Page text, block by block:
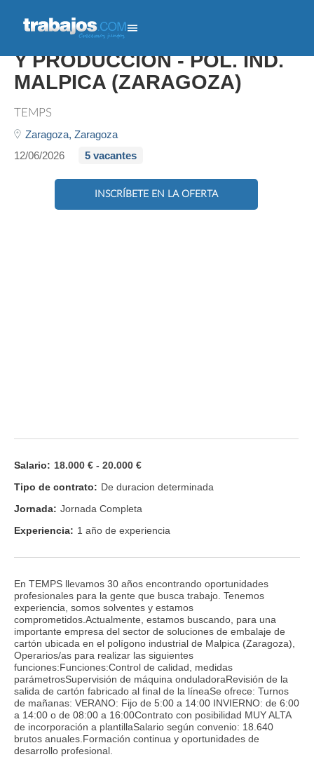
OPERARIO/A DE CALIDAD
Y PRODUCCIÓN - POL. IND.
MALPICA (ZARAGOZA)
TEMPS
Zaragoza, Zaragoza
12/06/2026
5 vacantes
INSCRÍBETE EN LA OFERTA
Salario: 18.000 € - 20.000 €
Tipo de contrato: De duracion determinada
Jornada: Jornada Completa
Experiencia: 1 año de experiencia
En TEMPS llevamos 30 años encontrando oportunidades
profesionales para la gente que busca trabajo. Tenemos
experiencia, somos solventes y estamos
comprometidos.Actualmente, estamos buscando, para una
importante empresa del sector de soluciones de embalaje de
cartón ubicada en el polígono industrial de Malpica (Zaragoza),
Operarios/as para realizar las siguientes
funciones:Funciones:Control de calidad, medidas
parámetrosSupervisión de máquina onduladoraRevisión de la
salida de cartón fabricado al final de la líneaSe ofrece: Turnos
de mañanas: VERANO: Fijo de 5:00 a 14:00 INVIERNO: de 6:00
a 14:00 o de 08:00 a 16:00Contrato con posibilidad MUY ALTA
de incorporación a plantillaSalario según convenio: 18.640
brutos anuales.Formación continua y oportunidades de
desarrollo profesional.